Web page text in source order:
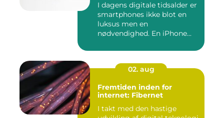
I dagens digitale tidsalder er
smartphones ikke blot en
luksus men en
nødvendighed. En iPhone...
02. aug
Fremtiden inden for
internet: Fibernet
I takt med den hastige